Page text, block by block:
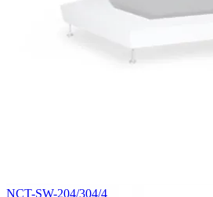
NCT-SW-204/304/4